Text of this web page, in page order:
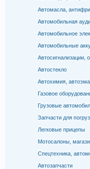
Автомасла,
Автомобильная
Автомобильное
Автомобильные
Автосигнализации,
Автостекло
Автохимия,
Газовое
Грузовые
Запчасти для
Легковые прицепы
Мотосалоны,
Спецтехника,
Автозапчасти